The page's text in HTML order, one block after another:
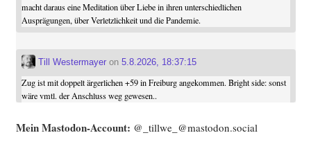
macht daraus eine Meditation über Liebe in ihren unterschiedlichen
Ausprägungen, über Verletzlichkeit und die Pandemie.
Till Westermayeron 5.8.2026, 18:37:15
Zug ist mit doppelt ärgerlichen +59 in Freiburg angekommen. Bright side: sonst
wäre vmtl. der Anschluss weg gewesen..
Mein Mast­o­don-Account: @_tillwe_@mastodon.social